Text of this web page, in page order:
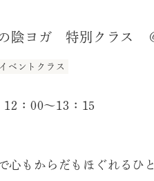
陰ヨガ 特別クラス
イベントクラス
12：00〜13：15
心もからだもほぐれるひ